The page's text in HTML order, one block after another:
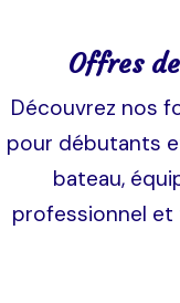
Offres
Découvrez nos
pour débutants
bateau,
professionnel